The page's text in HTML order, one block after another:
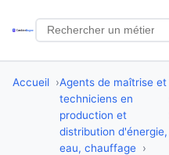
Accueil
Agents de maîtrise et
techniciens en
production et
distribution d'énergie,
eau, chauffage